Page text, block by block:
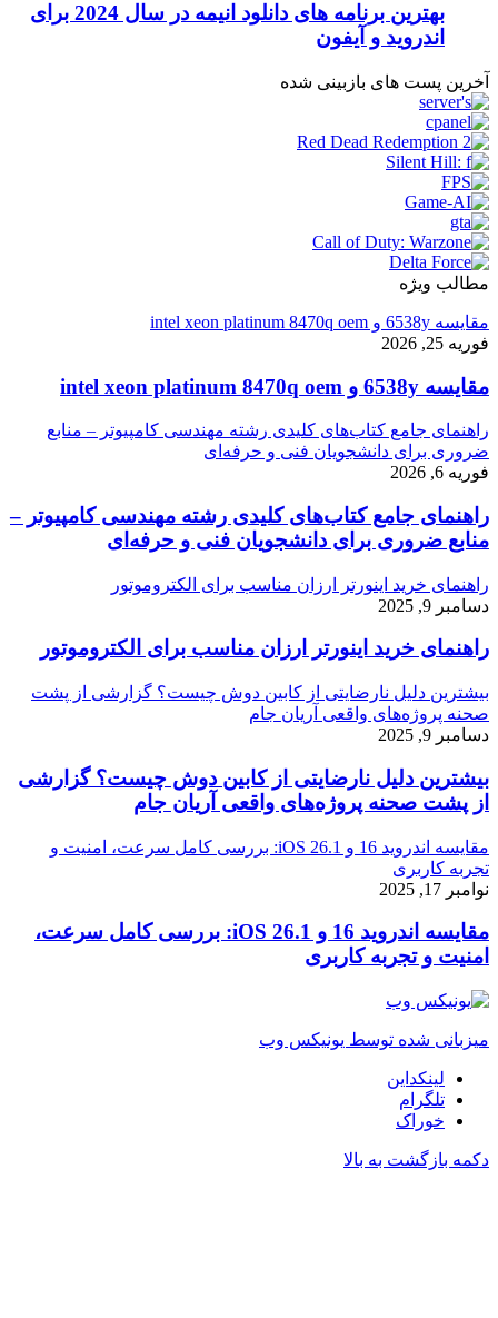
بهترین برنامه های دانلود انیمه در سال 2024 برای
اندروید و آیفون
آخرین پست های بازبینی شده
مطالب ویژه
مقایسه 6538y و intel xeon platinum 8470q oem
فوریه 25, 2026
مقایسه 6538y و intel xeon platinum 8470q oem
راهنمای جامع کتاب‌های کلیدی رشته مهندسی کامپیوتر – منابع
ضروری برای دانشجویان فنی و حرفه‌ای
فوریه 6, 2026
راهنمای جامع کتاب‌های کلیدی رشته مهندسی کامپیوتر –
منابع ضروری برای دانشجویان فنی و حرفه‌ای
راهنمای خرید اینورتر ارزان مناسب برای الکتروموتور
دسامبر 9, 2025
راهنمای خرید اینورتر ارزان مناسب برای الکتروموتور
بیشترین دلیل نارضایتی از کابین دوش چیست؟ گزارشی از پشت
صحنه پروژه‌های واقعی آریان جام
دسامبر 9, 2025
بیشترین دلیل نارضایتی از کابین دوش چیست؟ گزارشی
از پشت صحنه پروژه‌های واقعی آریان جام
مقایسه اندروید 16 و iOS 26.1: بررسی کامل سرعت، امنیت و
تجربه کاربری
نوامبر 17, 2025
مقایسه اندروید 16 و iOS 26.1: بررسی کامل سرعت،
امنیت و تجربه کاربری
میزبانی شده توسط یونیکس وب
لینکداین
تلگرام
خوراک
دکمه بازگشت به بالا